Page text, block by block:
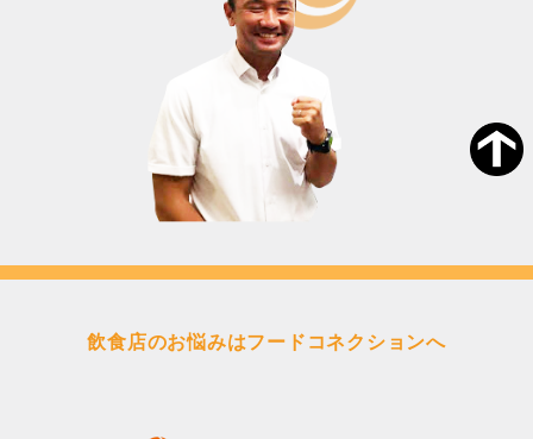
飲食店のお悩みはフードコネクションへ